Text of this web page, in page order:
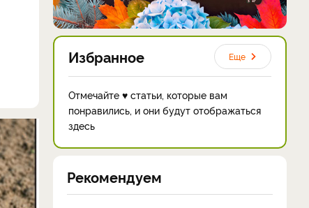
Избранное Еще
Отмечайте ♥ статьи, которые вам
понравились, и они будут отображаться
здесь
Рекомендуем